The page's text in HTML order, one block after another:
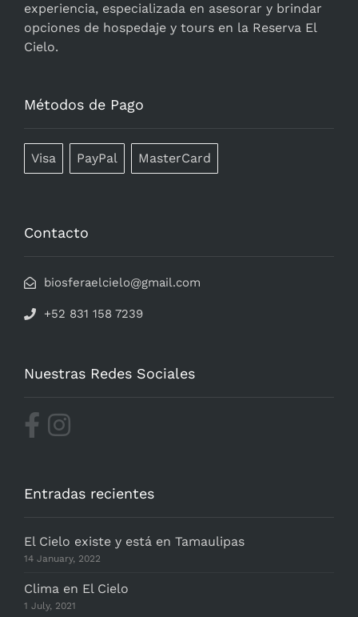
experiencia, especializada en asesorar y brindar
opciones de hospedaje y tours en la Reserva El
Cielo.
Métodos de Pago
Visa PayPal MasterCard
Contacto
biosferaelcielo@gmail.com
+52 831 158 7239
Nuestras Redes Sociales
Entradas recientes
El Cielo existe y está en Tamaulipas
14 January, 2022
Clima en El Cielo
1 July, 2021